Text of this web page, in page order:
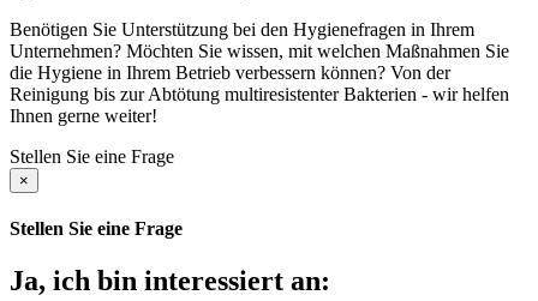
Benötigen Sie Unterstützung bei den Hygienefragen in Ihrem
Unternehmen? Möchten Sie wissen, mit welchen Maßnahmen Sie
die Hygiene in Ihrem Betrieb verbessern können? Von der
Reinigung bis zur Abtötung multiresistenter Bakterien - wir helfen
Ihnen gerne weiter!
Stellen Sie eine Frage
×
Stellen Sie eine Frage
Ja, ich bin interessiert an: